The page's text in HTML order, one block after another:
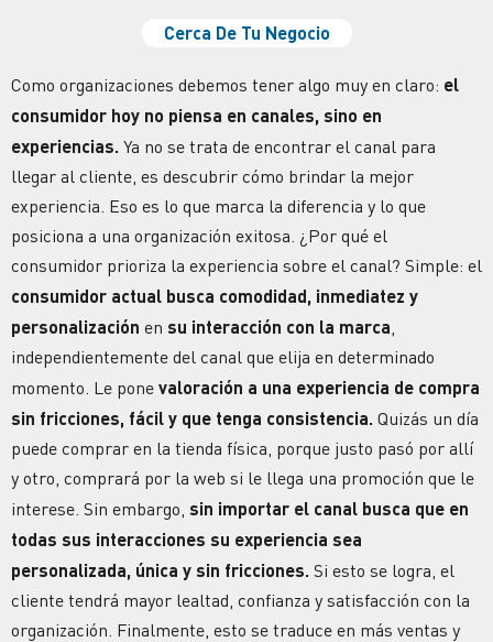
Cerca De Tu Negocio
Como organizaciones debemos tener algo muy en claro: el
consumidor hoy no piensa en canales, sino en
experiencias. Ya no se trata de encontrar el canal para
llegar al cliente, es descubrir cómo brindar la mejor
experiencia. Eso es lo que marca la diferencia y lo que
posiciona a una organización exitosa. ¿Por qué el
consumidor prioriza la experiencia sobre el canal? Simple: el
consumidor actual busca comodidad, inmediatez y
personalización en su interacción con la marca
independientemente del canal que elija en determinado
momento. Le pone valoración a una experiencia de compra
sin fricciones, fácil y que tenga consistencia. Quizás un día
puede comprar en la tienda física, porque justo pasó por allí
y otro, comprará por la web si le llega una promoción que le
interese. Sin embargo, sin importar el canal busca que en
todas sus interacciones su experiencia sea
personalizada, única y sin fricciones. Si esto se logra, el
cliente tendrá mayor lealtad , confianza y satisfacción con la
organización. Finalmente, esto se traduce en más ventas y